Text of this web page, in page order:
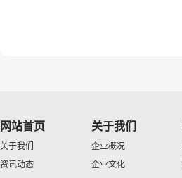
网站首页
关于我们
资讯动态
关于我们
企业概况
企业文化